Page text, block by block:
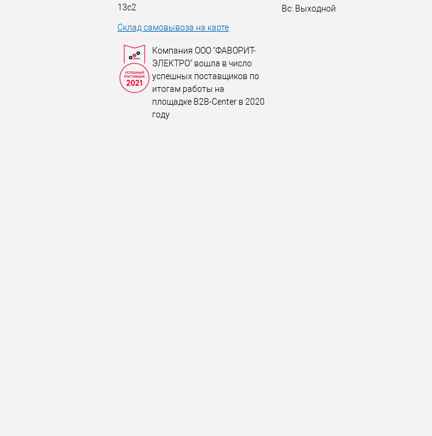
13с2
Склад самовывоза на карте
Компания ООО "ФАВОРИТ-
ЭЛЕКТРО" вошла в число
успешных поставщиков по
итогам работы на
площадке B2B-Center в 2020
году
Вс: Выходной